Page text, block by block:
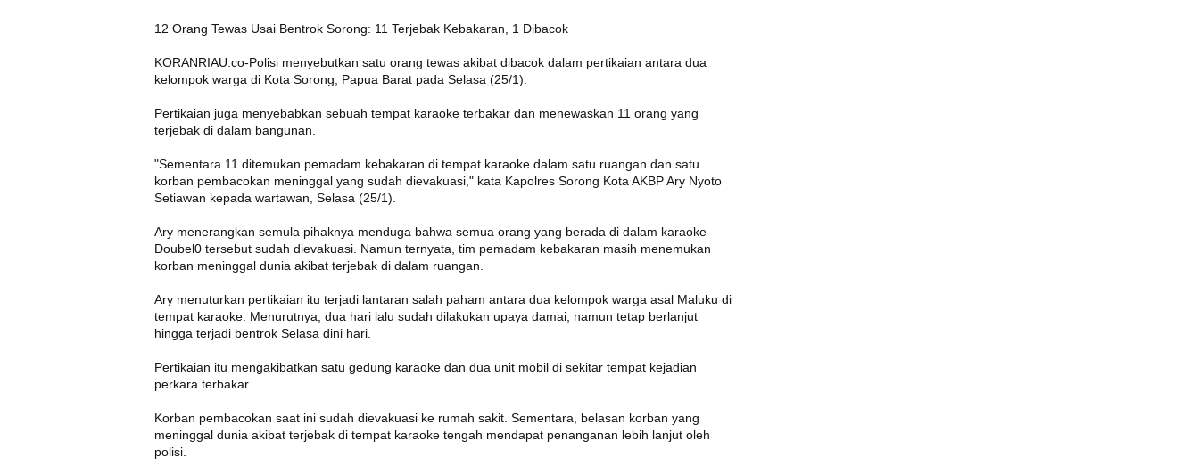
12 Orang Tewas Usai Bentrok Sorong: 11 Terjebak Kebakaran, 1 Dibacok
KORANRIAU.co-Polisi menyebutkan satu orang tewas akibat dibacok dalam pertikaian antara dua
kelompok warga di Kota Sorong, Papua Barat pada Selasa (25/1).
Pertikaian juga menyebabkan sebuah tempat karaoke terbakar dan menewaskan 11 orang yang
terjebak di dalam bangunan.
"Sementara 11 ditemukan pemadam kebakaran di tempat karaoke dalam satu ruangan dan satu
korban pembacokan meninggal yang sudah dievakuasi," kata Kapolres Sorong Kota AKBP Ary Nyoto
Setiawan kepada wartawan, Selasa (25/1).
Ary menerangkan semula pihaknya menduga bahwa semua orang yang berada di dalam karaoke
Doubel0 tersebut sudah dievakuasi. Namun ternyata, tim pemadam kebakaran masih menemukan
korban meninggal dunia akibat terjebak di dalam ruangan.
Ary menuturkan pertikaian itu terjadi lantaran salah paham antara dua kelompok warga asal Maluku di
tempat karaoke. Menurutnya, dua hari lalu sudah dilakukan upaya damai, namun tetap berlanjut
hingga terjadi bentrok Selasa dini hari.
Pertikaian itu mengakibatkan satu gedung karaoke dan dua unit mobil di sekitar tempat kejadian
perkara terbakar.
Korban pembacokan saat ini sudah dievakuasi ke rumah sakit. Sementara, belasan korban yang
meninggal dunia akibat terjebak di tempat karaoke tengah mendapat penanganan lebih lanjut oleh
polisi.